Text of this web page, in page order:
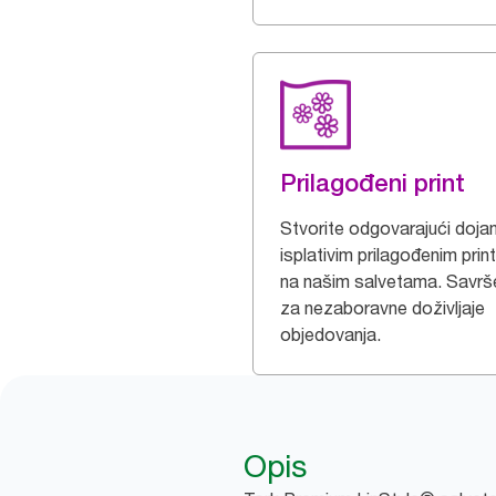
Prilagođeni print
Stvorite odgovarajući
isplativim prilagođenim
na našim salvetama.
za nezaboravne doživljaje
objedovanja.
Opis